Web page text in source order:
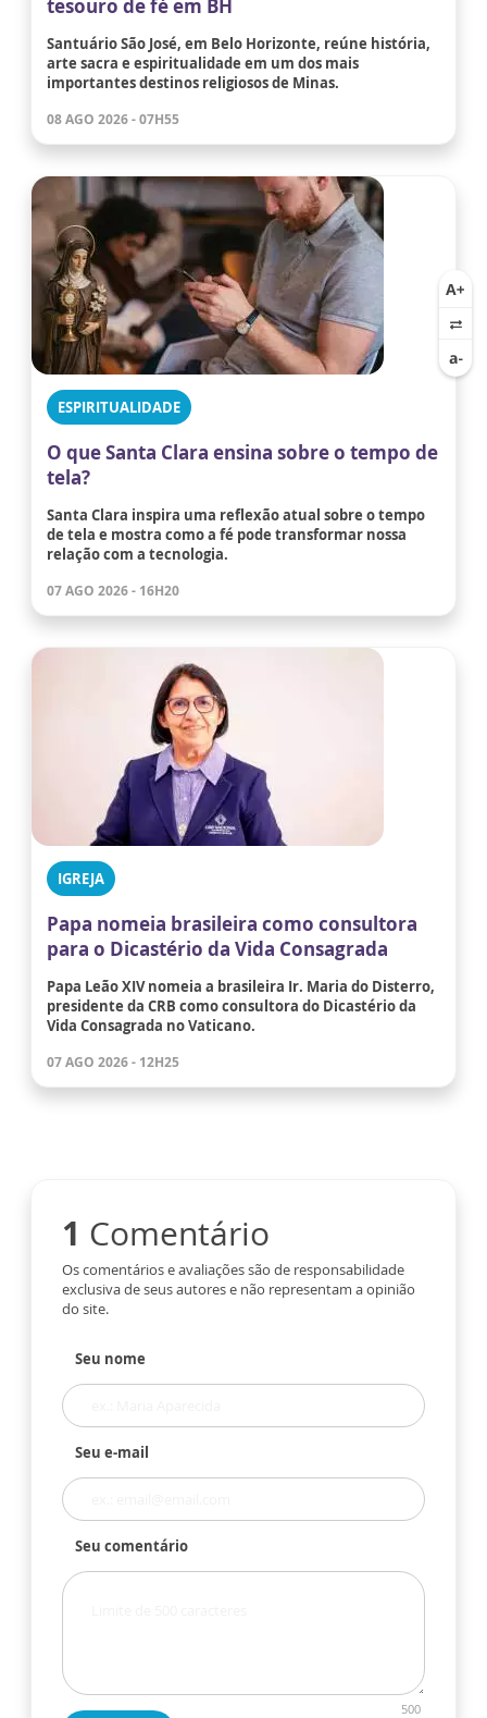
tesouro de fé em BH
Santuário São José, em Belo Horizonte, reúne história,
arte sacra e espiritualidade em um dos mais
importantes destinos religiosos de Minas.
08 AGO 2026 - 07H55
ESPIRITUALIDADE
O que Santa Clara ensina sobre o tempo de
tela?
Santa Clara inspira uma reflexão atual sobre o tempo
de tela e mostra como a fé pode transformar nossa
relação com a tecnologia.
07 AGO 2026 - 16H20
IGREJA
Papa nomeia brasileira como consultora
para o Dicastério da Vida Consagrada
Papa Leão XIV nomeia a brasileira Ir. Maria do Disterro,
presidente da CRB como consultora do Dicastério da
Vida Consagrada no Vaticano.
07 AGO 2026 - 12H25
1 Comentário
Os comentários e avaliações são de responsabilidade
exclusiva de seus autores e não representam a opinião
do site.
Seu nome
Seu e-mail
Seu comentário
500